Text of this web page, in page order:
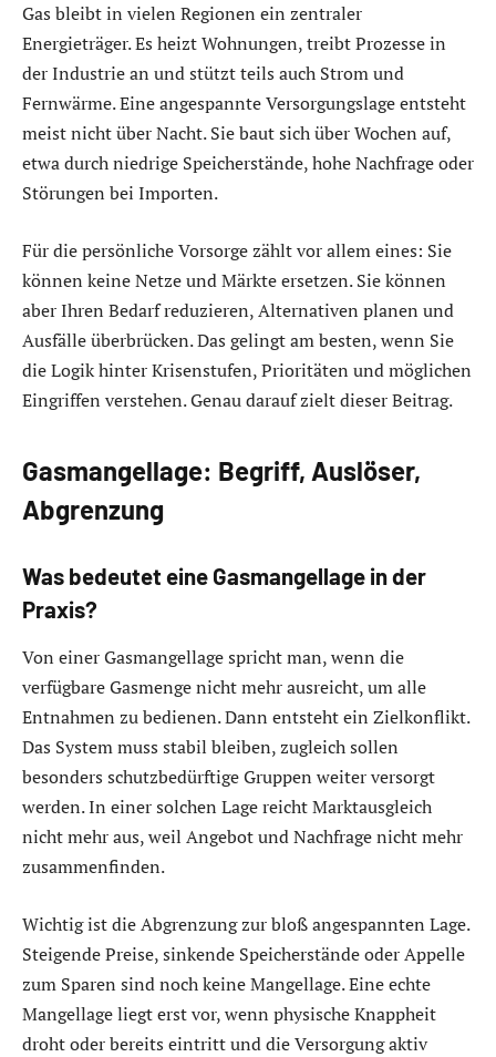
Gas bleibt in vielen Regionen ein zentraler
Energieträger. Es heizt Wohnungen, treibt Prozesse in
der Industrie an und stützt teils auch Strom und
Fernwärme. Eine angespannte Versorgungslage entsteht
meist nicht über Nacht. Sie baut sich über Wochen auf,
etwa durch niedrige Speicherstände, hohe Nachfrage oder
Störungen bei Importen.
Für die persönliche Vorsorge zählt vor allem eines: Sie
können keine Netze und Märkte ersetzen. Sie können
aber Ihren Bedarf reduzieren, Alternativen planen und
Ausfälle überbrücken. Das gelingt am besten, wenn Sie
die Logik hinter Krisenstufen, Prioritäten und möglichen
Eingriffen verstehen. Genau darauf zielt dieser Beitrag.
Gasmangellage: Begriff, Auslöser,
Abgrenzung
Was bedeutet eine Gasmangellage in der
Praxis?
Von einer Gasmangellage spricht man, wenn die
verfügbare Gasmenge nicht mehr ausreicht, um alle
Entnahmen zu bedienen. Dann entsteht ein Zielkonflikt.
Das System muss stabil bleiben, zugleich sollen
besonders schutzbedürftige Gruppen weiter versorgt
werden. In einer solchen Lage reicht Marktausgleich
nicht mehr aus, weil Angebot und Nachfrage nicht mehr
zusammenfinden.
Wichtig ist die Abgrenzung zur bloß angespannten Lage.
Steigende Preise, sinkende Speicherstände oder Appelle
zum Sparen sind noch keine Mangellage. Eine echte
Mangellage liegt erst vor, wenn physische Knappheit
droht oder bereits eintritt und die Versorgung aktiv